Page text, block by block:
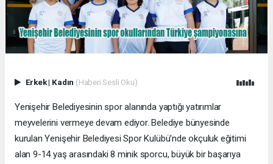
Erkek| Kadın (Haberi Sesli Oku)
Yenişehir Belediyesinin spor alanında yaptığı yatırımlar
meyvelerini vermeye devam ediyor. Belediye bünyesinde
kurulan Yenişehir Belediyesi Spor Kulübü’nde okçuluk eğitimi
alan 9-14 yaş arasındaki 8 minik sporcu, büyük bir başarıya